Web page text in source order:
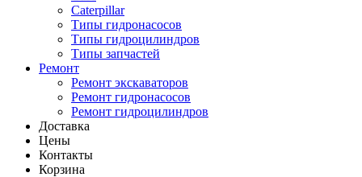
Caterpillar
Типы гидронасосов
Типы гидроцилиндров
Типы запчастей
Ремонт
Ремонт экскаваторов
Ремонт гидронасосов
Ремонт гидроцилиндров
Доставка
Цены
Контакты
Корзина